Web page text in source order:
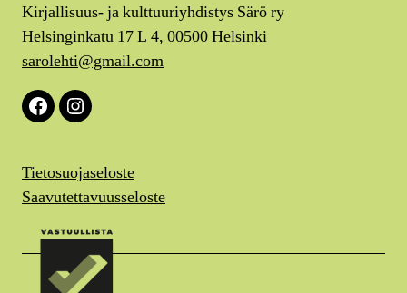
Kirjallisuus- ja kulttuuriyhdistys Särö ry
Helsinginkatu 17 L 4, 00500 Helsinki
sarolehti@gmail.com
FacebookInstagram
Tietosuojaseloste
Saavutettavuusseloste